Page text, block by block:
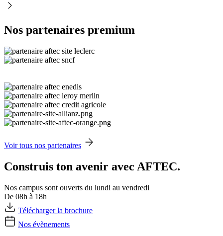
Nos partenaires premium
Voir tous nos partenaires
Construis ton avenir avec AFTEC.
Nos campus sont ouverts du lundi au vendredi
De 08h à 18h
Télécharger la brochure
Nos évènements